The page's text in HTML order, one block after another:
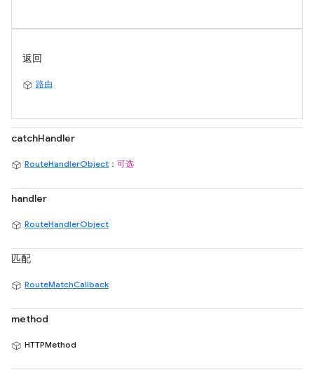
返回
路由
catchHandler
RouteHandlerObject ： 可选
handler
RouteHandlerObject
匹配
RouteMatchCallback
method
HTTPMethod